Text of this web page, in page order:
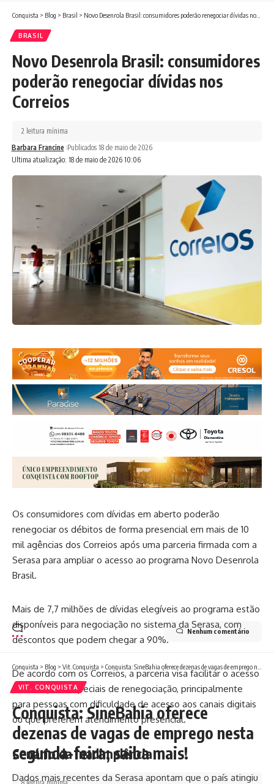
Conquista > Blog > Brasil > Novo Desenrola Brasil: consumidores poderão renegociar dívidas nos Correios
BRASIL
Novo Desenrola Brasil: consumidores
poderão renegociar dívidas nos
Correios
Ultima atualização: 18 de maio de 2026 10:06
Barbara Francine Publicados 18 de maio de 2026
2 leitura mínima
Os consumidores com dívidas em aberto poderão
renegociar os débitos de forma presencial em mais de 10
mil agências dos Correios após uma parceria firmada com a
Serasa para ampliar o acesso ao programa Novo Desenrola
Brasil.
Mais de 7,7 milhões de dívidas elegíveis ao programa estão
disponíveis para negociação no sistema da Serasa, com
descontos que podem chegar a 90%.
De acordo com os Correios, a parceria visa facilitar o acesso
às condições especiais de renegociação, principalmente
para pessoas com dificuldade de acesso aos canais digitais
ou que preferem atendimento presencial.
Cenário da inadimplência
Dados mais recentes da Serasa apontam que o país atingiu
Nenhum comentário
Conquista > Blog > Vit. Conquista > Conquista: SineBahia oferece dezenas de vagas de emprego nesta segunda-feira; saiba mais!
VIT. CONQUISTA
Conquista: SineBahia oferece
dezenas de vagas de emprego nesta
segunda-feira; saiba mais!